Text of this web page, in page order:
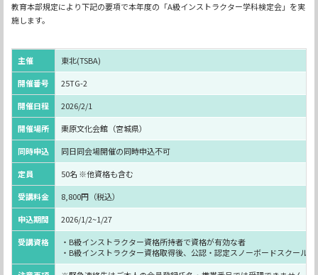
教育本部規定により下記の要項で本年度の「A級インストラクター学科検定会」を実
施します。
主催
東北(TSBA)
開催番号
25TG-2
開催日程
2026/2/1
開催場所
栗原文化会館（宮城県）
同時申込
同日同会場開催の同時申込不可
定員
50名 ※他資格も含む
受講料金
8,800円（税込）
申込期間
2026/1/2~1/27
受講資格
・B級インストラクター資格所持者で資格が有効な者
・B級インストラクター資格取得後、公認・認定スノーボードスクール